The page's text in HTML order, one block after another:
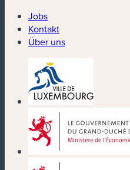
Jobs
Kontakt
Über uns